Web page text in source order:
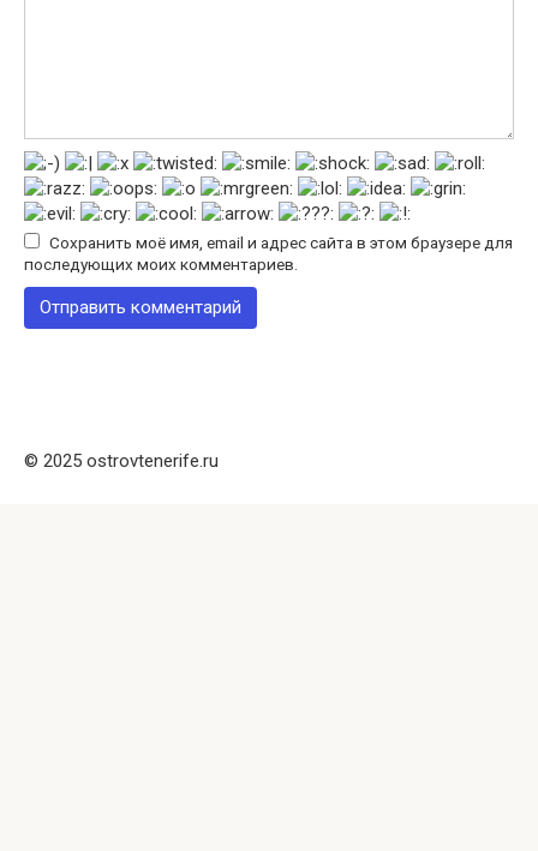
Сохранить моё имя, email и адрес сайта в этом браузере для
последующих моих комментариев.
© 2025 ostrovtenerife.ru